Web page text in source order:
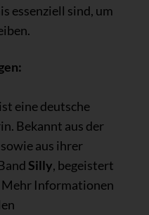
essenziell sind, um
eine deutsche
Bekannt aus der
aus ihrer
Silly, begeistert
Informationen